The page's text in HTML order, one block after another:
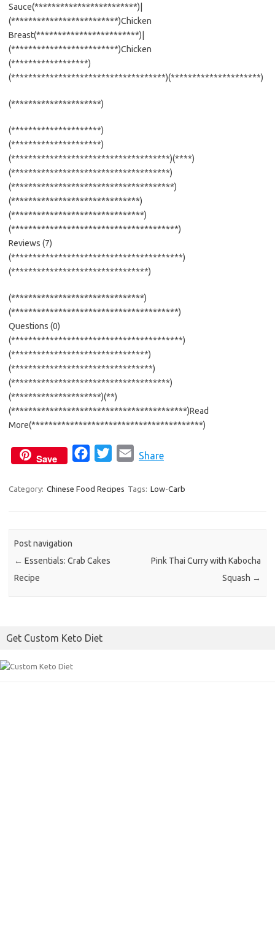
Sauce(************************)|
(*************************)Chicken
Breast(************************)|
(*************************)Chicken
(******************)
(************************************)(*********************)
(*********************)
(*********************)
(*********************)
(*************************************)(****)
(*************************************)
(**************************************)
(******************************)
(*******************************)
(***************************************)
Reviews (7)
(****************************************)
(********************************)
(*******************************)
(***************************************)
Questions (0)
(****************************************)
(********************************)
(*********************************)
(*************************************)
(*********************)(**)
(*****************************************)Read
More(****************************************)
Save
c
o
i
a
Share
Category: Chinese Food Recipes Tags: Low-Carb
Post navigation
← Essentials: Crab Cakes
Recipe
Pink Thai Curry with Kabocha
Squash →
Get Custom Keto Diet